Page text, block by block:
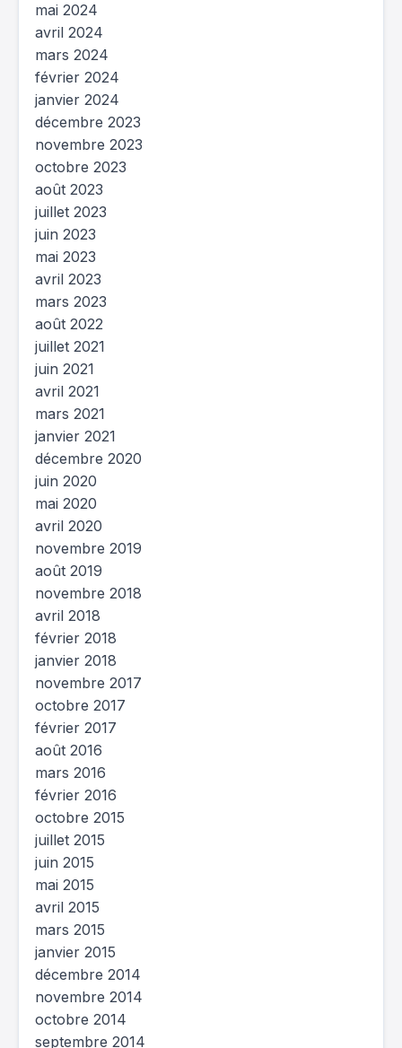
mai 2024
avril 2024
mars 2024
février 2024
janvier 2024
décembre 2023
novembre 2023
octobre 2023
août 2023
juillet 2023
juin 2023
mai 2023
avril 2023
mars 2023
août 2022
juillet 2021
juin 2021
avril 2021
mars 2021
janvier 2021
décembre 2020
juin 2020
mai 2020
avril 2020
novembre 2019
août 2019
novembre 2018
avril 2018
février 2018
janvier 2018
novembre 2017
octobre 2017
février 2017
août 2016
mars 2016
février 2016
octobre 2015
juillet 2015
juin 2015
mai 2015
avril 2015
mars 2015
janvier 2015
décembre 2014
novembre 2014
octobre 2014
septembre 2014